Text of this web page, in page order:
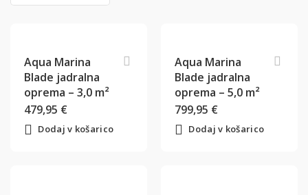
Aqua Marina
Blade jadralna
oprema – 3,0 m²
479,95 €
Dodaj v košarico
Aqua Marina
Blade jadralna
oprema – 5,0 m²
799,95 €
Dodaj v košarico